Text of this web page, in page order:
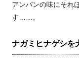
アンパンの味にそれ
す……。
ナガミヒナゲシを